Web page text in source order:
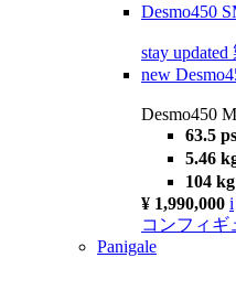
Desmo450
stay updated
new
Desmo450
63.5 ps
5.46
104 kg
¥ 1,990,000 i
コンフィギ
Panigale